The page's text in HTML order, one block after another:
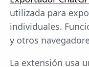
utilizada para
individuales.
y otros
La extensión usa